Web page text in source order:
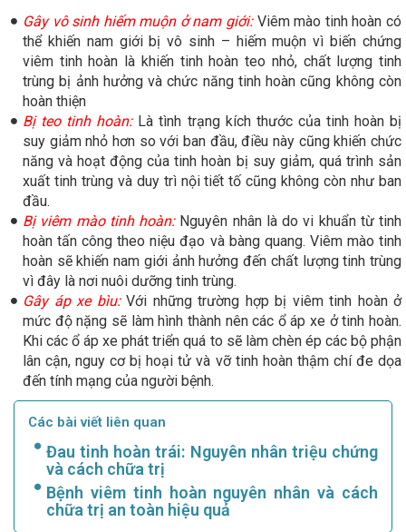
Gây vô sinh hiếm muộn ở nam giới: Viêm mào tinh hoàn có
thể khiến nam giới bị vô sinh – hiếm muộn vì biến chứng
viêm tinh hoàn là khiến tinh hoàn teo nhỏ, chất lượng tinh
trùng bị ảnh hưởng và chức năng tinh hoàn cũng không còn
hoàn thiện
Bị teo tinh hoàn: Là tình trạng kích thước của tinh hoàn bị
suy giảm nhỏ hơn so với ban đầu, điều này cũng khiến chức
năng và hoạt động của tinh hoàn bị suy giảm, quá trình sản
xuất tinh trùng và duy trì nội tiết tố cũng không còn như ban
đầu.
Bị viêm mào tinh hoàn: Nguyên nhân là do vi khuẩn từ tinh
hoàn tấn công theo niệu đạo và bàng quang. Viêm mào tinh
hoàn sẽ khiến nam giới ảnh hưởng đến chất lượng tinh trùng
vì đây là nơi nuôi dưỡng tinh trùng.
Gây áp xe bìu: Với những trường hợp bị viêm tinh hoàn ở
mức độ nặng sẽ làm hình thành nên các ổ áp xe ở tinh hoàn.
Khi các ổ áp xe phát triển quá to sẽ làm chèn ép các bộ phận
lân cận, nguy cơ bị hoại tử và vỡ tinh hoàn thậm chí đe dọa
đến tính mạng của người bệnh.
Các bài viết liên quan
Đau tinh hoàn trái: Nguyên nhân triệu chứng
và cách chữa trị
Bệnh viêm tinh hoàn nguyên nhân và cách
chữa trị an toàn hiệu quả